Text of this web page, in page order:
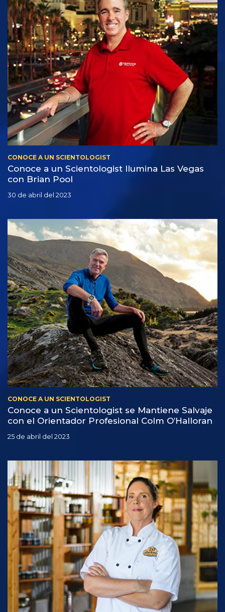
CONOCE A UN SCIENTOLOGIST
Conoce a un Scientologist Ilumina Las Vegas
con Brian Pool
30 de abril del 2023
CONOCE A UN SCIENTOLOGIST
Conoce a un Scientologist se Mantiene Salvaje
con el Orientador Profesional Colm O’Halloran
25 de abril del 2023